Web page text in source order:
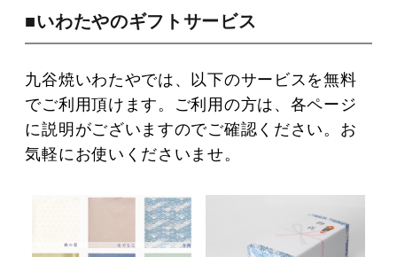
■いわたやのギフトサービス
九谷焼いわたやでは、以下のサービスを無料
でご利用頂けます。ご利用の方は、各ページ
に説明がございますのでご確認ください。お
気軽にお使いくださいませ。